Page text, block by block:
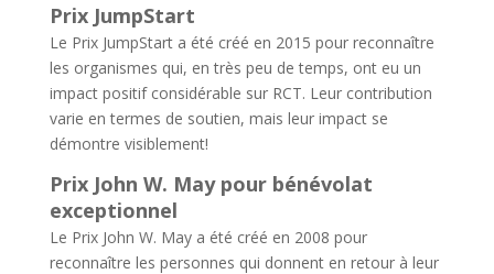
Prix JumpStart
Le Prix JumpStart a été créé en 2015 pour reconnaître
les organismes qui, en très peu de temps, ont eu un
impact positif considérable sur RCT. Leur contribution
varie en termes de soutien, mais leur impact se
démontre visiblement!
Prix John W. May pour bénévolat
exceptionnel
Le Prix John W. May a été créé en 2008 pour
reconnaître les personnes qui donnent en retour à leur